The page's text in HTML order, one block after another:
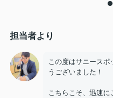
担当者より
この度はサニースポ
うございました！
こちらこそ、迅速